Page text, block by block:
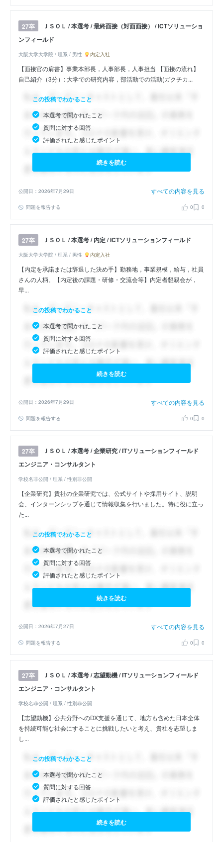
27卒
ＪＳＯＬ / 本選考 / 最終面接（対面面接） / ICTソリューショ
ンフィールド
大阪大学大学院 / 理系 / 男性 内定入社
【面接官の肩書】事業本部長，人事部長，人事担当 【面接の流れ】
自己紹介（3分）: 大学での研究内容，部活動での活動(ガクチカ...
この投稿でわかること
本選考で聞かれたこと
質問に対する回答
評価されたと感じたポイント
続きを読む
公開日：2026年7月29日 すべての内容を見る
問題を報告する 0 0
27卒 ＪＳＯＬ / 本選考 / 内定 / ICTソリューションフィールド
大阪大学大学院 / 理系 / 男性 内定入社
【内定を承諾または辞退した決め手】勤務地，事業規模，給与，社員
さんの人柄。【内定後の課題・研修・交流会等】内定者懇親会が，
早...
この投稿でわかること
本選考で聞かれたこと
質問に対する回答
評価されたと感じたポイント
続きを読む
公開日：2026年7月29日 すべての内容を見る
問題を報告する 0 0
27卒
ＪＳＯＬ / 本選考 / 企業研究 / ITソリューションフィールド
エンジニア・コンサルタント
学校名非公開 / 理系 / 性別非公開
【企業研究】貴社の企業研究では、公式サイトや採用サイト、説明
会、インターンシップを通じて情報収集を行いました。特に役に立っ
た...
この投稿でわかること
本選考で聞かれたこと
質問に対する回答
評価されたと感じたポイント
続きを読む
公開日：2026年7月27日 すべての内容を見る
問題を報告する 0 0
27卒
ＪＳＯＬ / 本選考 / 志望動機 / ITソリューションフィールド
エンジニア・コンサルタント
学校名非公開 / 理系 / 性別非公開
【志望動機】公共分野へのDX支援を通じて、地方も含めた日本全体
を持続可能な社会にすることに挑戦したいと考え、貴社を志望しま
し...
この投稿でわかること
本選考で聞かれたこと
質問に対する回答
評価されたと感じたポイント
続きを読む